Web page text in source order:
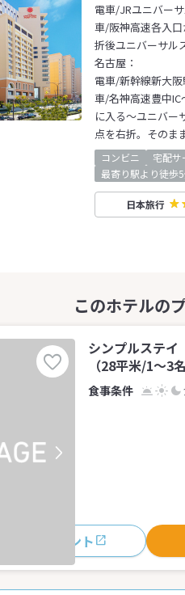
電車/JRユニバー
車/阪神高速各入
折後ユニバーサル
名古屋：
電車/新幹線新大
車/名神高速豊中
に入る～ユニバー
点を右折。そのま
コンビニ 宅配サ
最寄り駅より徒歩
日本旅行
シンプルステイ
（28平米/1～3
おすすめポイント